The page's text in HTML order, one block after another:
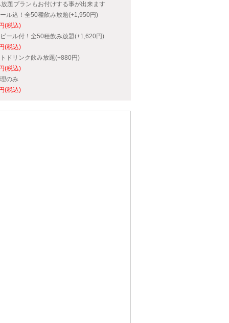
題プランもお付けする事が出来ます
ル込！全50種飲み放題(+1,950円)
(税込)
ール付！全50種飲み放題(+1,620円)
(税込)
ドリンク飲み放題(+880円)
(税込)
のみ
(税込)